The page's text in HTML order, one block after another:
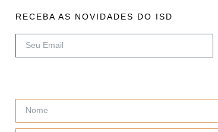
RECEBA AS NOVIDADES DO ISD